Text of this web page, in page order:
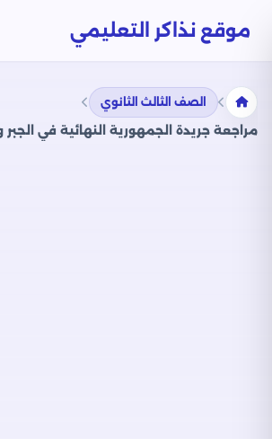
موقع نذاكر التعليمي
الصف الثالث الثانوي